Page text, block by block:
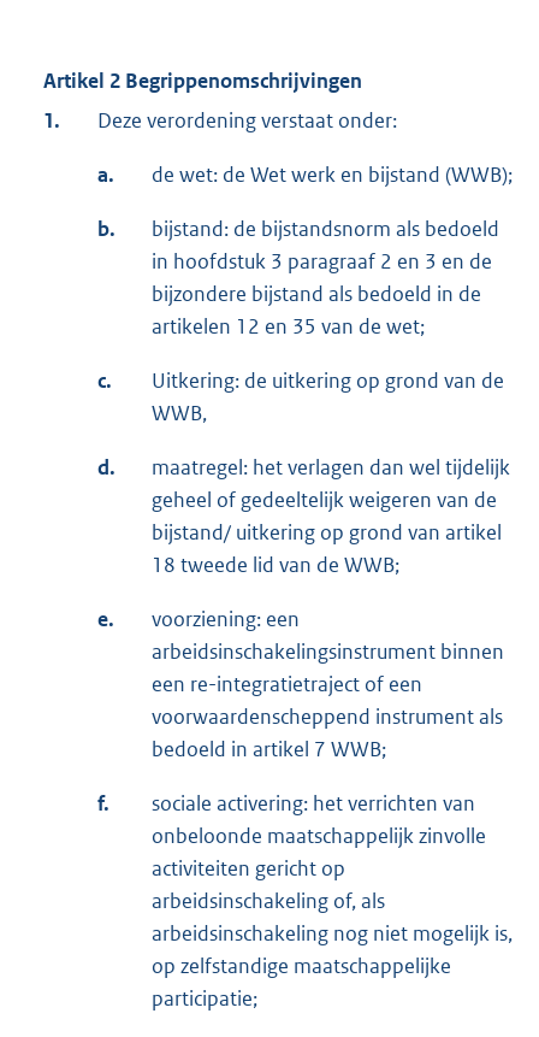
Artikel 2 Begrippenomschrijvingen
1.
Deze verordening verstaat onder:
a. de wet: de Wet werk en bijstand (WWB);
b.
bijstand: de bijstandsnorm als bedoeld
in hoofdstuk 3 paragraaf 2 en 3 en de
bijzondere bijstand als bedoeld in de
artikelen 12 en 35 van de wet;
c.
Uitkering: de uitkering op grond van de
WWB,
d.
maatregel: het verlagen dan wel tijdelijk
geheel of gedeeltelijk weigeren van de
bijstand/ uitkering op grond van artikel
18 tweede lid van de WWB;
e.
voorziening: een
arbeidsinschakelingsinstrument binnen
een re-integratietraject of een
voorwaardenscheppend instrument als
bedoeld in artikel 7 WWB;
f.
sociale activering: het verrichten van
onbeloonde maatschappelijk zinvolle
activiteiten gericht op
arbeidsinschakeling of, als
arbeidsinschakeling nog niet mogelijk is,
op zelfstandige maatschappelijke
participatie;